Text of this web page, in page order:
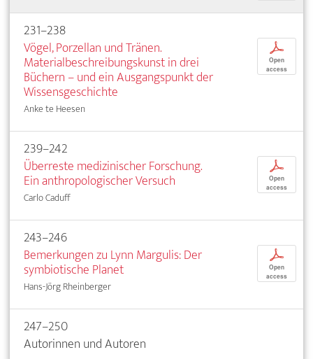
231–238
Vögel, Porzellan und Tränen.
Materialbeschreibungskunst in drei
Büchern – und ein Ausgangspunkt der
Wissensgeschichte
Anke te Heesen
p
Open
access
239–242
Überreste medizinischer Forschung.
Ein anthropologischer Versuch
Carlo Caduff
p
Open
access
243–246
Bemerkungen zu Lynn Margulis: Der
symbiotische Planet
Hans-Jörg Rheinberger
p
Open
access
247–250
Autorinnen und Autoren